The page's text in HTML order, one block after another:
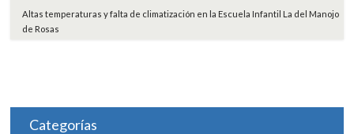
Altas temperaturas y falta de climatización en la Escuela Infantil La del Manojo
de Rosas
Categorías